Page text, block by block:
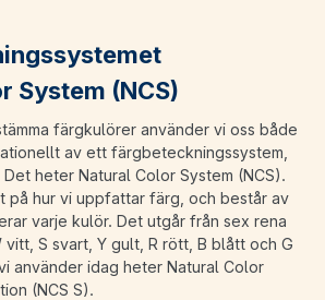
System (NCS)
färgkulörer använder vi oss både
av ett färgbeteckningssystem,
heter Natural Color System (NCS).
på hur vi uppfattar färg, och består av
varje kulör. Det utgår från sex rena
S svart, Y gult, R rött, B blått och G
använder idag heter Natural Color
(NCS S).